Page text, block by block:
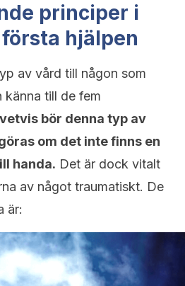
principer i
hjälpen
av vård till någon som
känna till de fem
bör denna typ av
om det inte finns en
handa. Det är dock vitalt
av något traumatiskt. De
är: